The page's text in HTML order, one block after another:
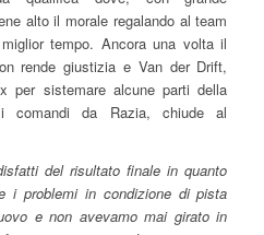
alto il morale regalando al team
tempo. Ancora una volta il
rende giustizia e Van der Drift,
per sistemare alcune parti della
comandi da Razia, chiude al
del risultato finale in quanto
i problemi in condizione di pista
e non avevamo mai girato in